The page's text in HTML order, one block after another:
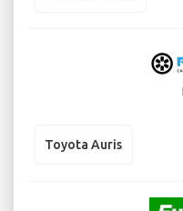
Toyota Auris